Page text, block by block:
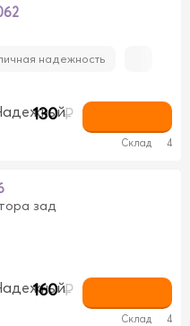
надежность
130 ₽
Склад 4
зад
160 ₽
Склад 4